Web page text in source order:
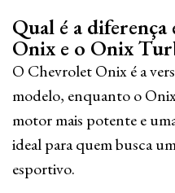
Qual é a
Onix e o Onix
O Chevrolet Onix é a
modelo, enquanto o
motor mais potente e
ideal para quem busca
esportivo.